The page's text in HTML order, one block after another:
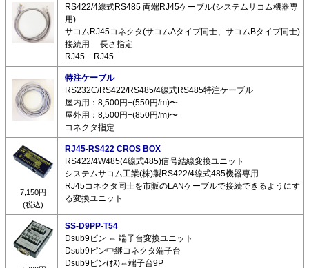
RS422/4線式RS485 両端RJ45ケーブル(システムサコム機器専
用)
サコムRJ45コネクタ(サコムAタイプ同士、サコムBタイプ同士)
接続用 長さ指定
RJ45 − RJ45
特注ケーブル
RS232C/RS422/RS485/4線式RS485特注ケーブル
屋内用：8,500円+(550円/m)〜
屋外用：8,500円+(850円/m)〜
コネクタ指定
7,150円
(税込)
RJ45-RS422 CROS BOX
RS422/4W485(4線式485)信号結線変換ユニット
システムサコム工業(株)製RS422/4線式485機器専用
RJ45コネクタ同士を市販のLANケーブルで接続できるようにす
る変換ユニット
SS-D9PP-T54
Dsub9ピン ⇔ 端子台変換ユニット
Dsub9ピン中継コネクタ端子台
Dsub9ピン(ｵｽ)⇔端子台9P